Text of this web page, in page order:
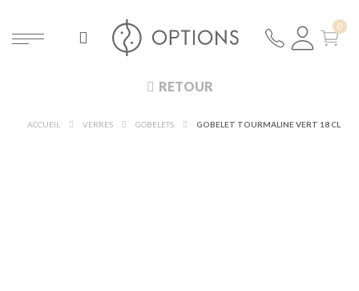
RETOUR
ACCUEIL VERRES GOBELETS GOBELET TOURMALINE VERT 18 CL